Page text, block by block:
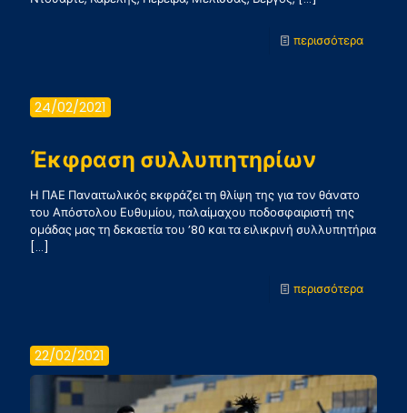
περισσότερα-
24/02/2021
Έκφραση συλλυπητηρίων
Η ΠΑΕ Παναιτωλικός εκφράζει τη θλίψη της για τον θάνατο
του Απόστολου Ευθυμίου, παλαίμαχου ποδοσφαιριστή της
ομάδας μας τη δεκαετία του ’80 και τα ειλικρινή συλλυπητήρια
[…]
περισσότερα-
22/02/2021